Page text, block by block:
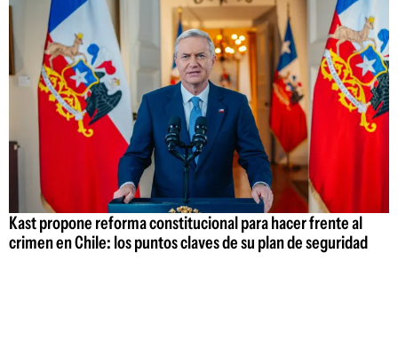
Kast propone reforma constitucional para hacer frente al
crimen en Chile: los puntos claves de su plan de seguridad